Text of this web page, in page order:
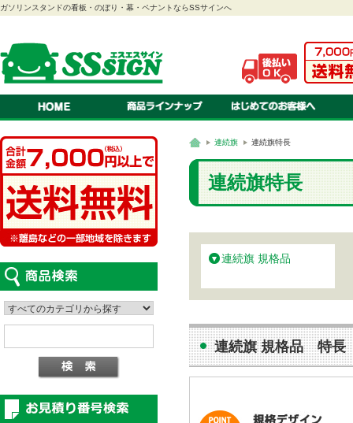
ガソリンスタンドの看板・のぼり・幕・ペナントならSSサインへ
のぼり
幕
ペナント
連続旗・オープン幕
紅白幕
スクリーン看板
A型看板
スタンド看板
ステッカー
看板
吸盤付きカードケース
LEDパネル
ロールスクリーン
車検証ホルダー
はっぴ・腕章
テント
カタログスタンド
オリジナル 注文のながれ
オリジナル 書体・色見本
オリジナル 対応ソフト
オリジナル 入稿の方法・種
連続旗 連続旗特長
連続旗特長
連続旗 規格品
連続旗 規格品 特長